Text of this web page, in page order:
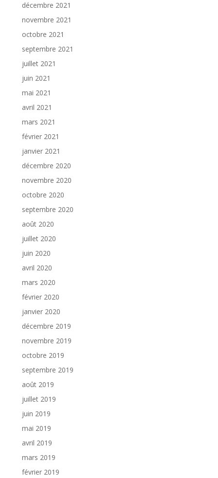
décembre 2021
novembre 2021
octobre 2021
septembre 2021
juillet 2021
juin 2021
mai 2021
avril 2021
mars 2021
février 2021
janvier 2021
décembre 2020
novembre 2020
octobre 2020
septembre 2020
août 2020
juillet 2020
juin 2020
avril 2020
mars 2020
février 2020
janvier 2020
décembre 2019
novembre 2019
octobre 2019
septembre 2019
août 2019
juillet 2019
juin 2019
mai 2019
avril 2019
mars 2019
février 2019